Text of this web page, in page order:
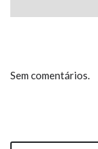
Sem comentários.